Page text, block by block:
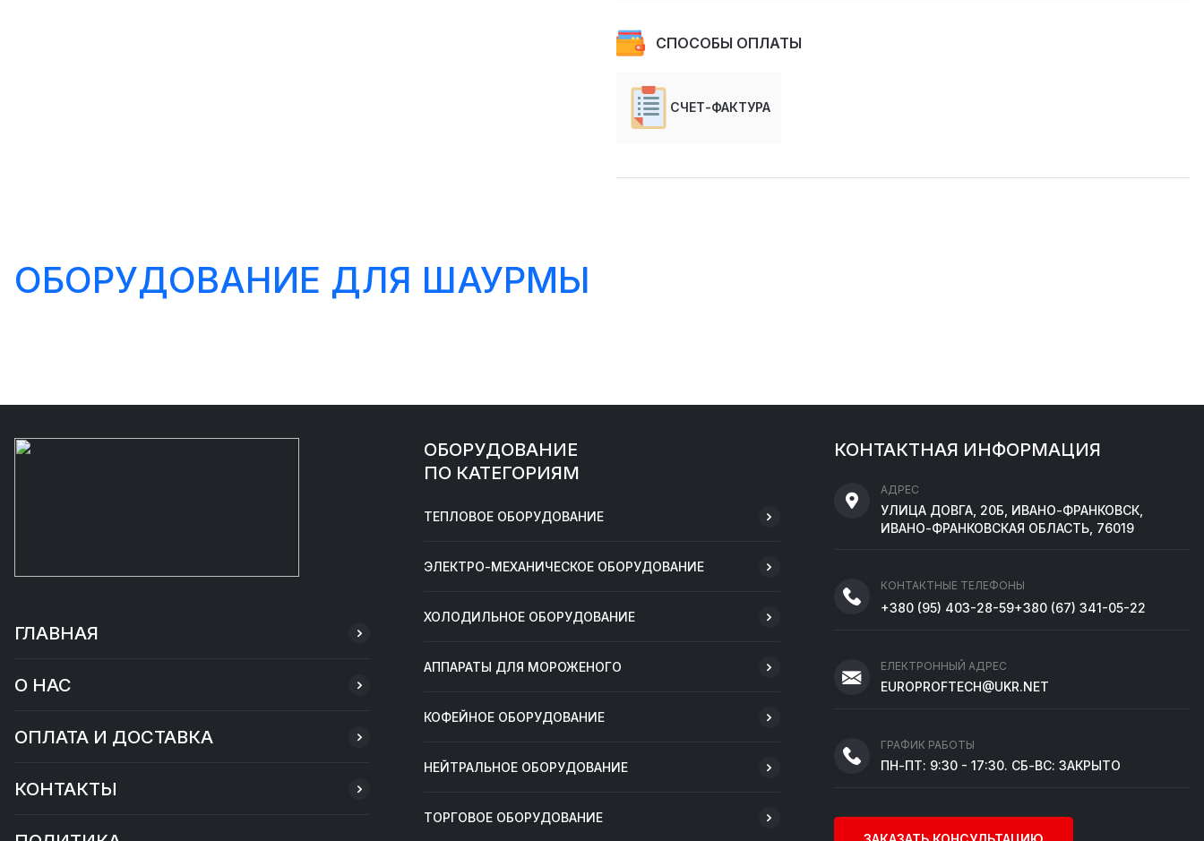
СПОСОБЫ ОПЛАТЫ
СЧЕТ-ФАКТУРА
ОБОРУДОВАНИЕ ДЛЯ ШАУРМЫ
ГЛАВНАЯ
О НАС
ОПЛАТА И ДОСТАВКА
КОНТАКТЫ
ОБОРУДОВАНИЕ
ПО КАТЕГОРИЯМ
ТЕПЛОВОЕ ОБОРУДОВАНИЕ
ЭЛЕКТРО-МЕХАНИЧЕСКОЕ ОБОРУДОВАНИЕ
ХОЛОДИЛЬНОЕ ОБОРУДОВАНИЕ
АППАРАТЫ ДЛЯ МОРОЖЕНОГО
КОФЕЙНОЕ ОБОРУДОВАНИЕ
НЕЙТРАЛЬНОЕ ОБОРУДОВАНИЕ
ТОРГОВОЕ ОБОРУДОВАНИЕ
КОНТАКТНАЯ ИНФОРМАЦИЯ
АДРЕС
УЛИЦА ДОВГА, 20Б, ИВАНО-ФРАНКОВСК,
ИВАНО-ФРАНКОВСКАЯ ОБЛАСТЬ, 76019
КОНТАКТНЫЕ ТЕЛЕФОНЫ
+380 (95) 403-28-59+380 (67) 341-05-22
ЕЛЕКТРОННЫЙ АДРЕС
EUROPROFTECH@UKR.NET
ГРАФИК РАБОТЫ
ПН-ПТ: 9:30 - 17:30. СБ-ВС: ЗАКРЫТО